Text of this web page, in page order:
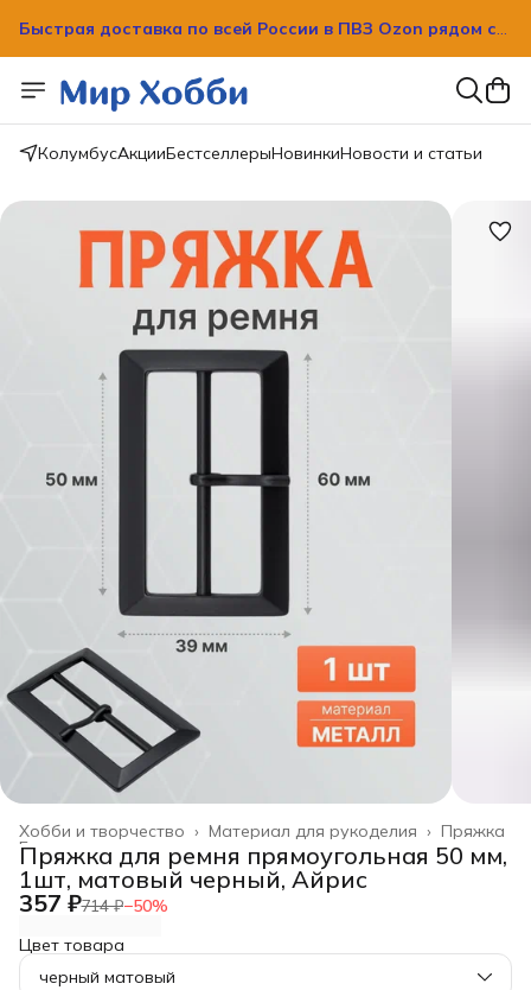
Быстрая доставка по всей России в ПВЗ Ozon рядом с
Быстрая доставка по всей России в ПВЗ Ozon рядом с
вашим домом!
КолумбусАкцииБестселлерыНовинкиНовости и статьи
Пряжка
Материал для рукоделия ›
Хобби и творчество ›
Главная ›
Пряжка для ремня прямоугольная 50 мм,
1шт, матовый черный, Айрис
357 ₽714 ₽−50%
Цвет товара
черный матовый